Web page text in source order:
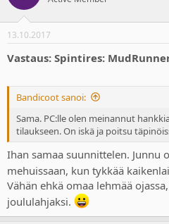
13.10.2017
Vastaus: Spintires:
Bandicoot sanoi:
Sama. PC:lle olen meinannut
tilaukseen. On iskä ja poitsu
Ihan samaa suunnittelen. Junnu
mehuissaan, kun tykkää
Vähän ehkä omaa lehmää
joululahjaksi.